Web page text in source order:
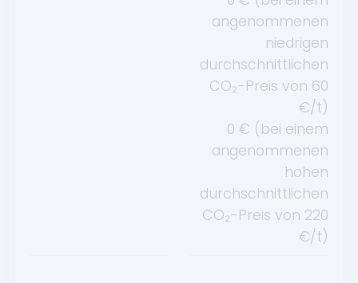
angenommenen
niedrigen
durchschnittlichen
CO₂-Preis von 60
€/t)
0 € (bei einem
angenommenen
hohen
durchschnittlichen
CO₂-Preis von 220
€/t)